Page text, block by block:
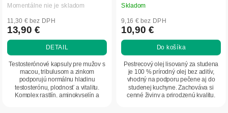
Momentálne nie je skladom
11,30 € bez DPH
13,90 €
DETAIL
Testosterónové kapsuly pre mužov s
macou, tribulusom a zinkom
podporujú normálnu hladinu
testosterónu, plodnosť a vitalitu.
Komplex rastlín, aminokyselín a
Skladom
9,16 € bez DPH
10,90 €
Do košíka
Pestrecový olej lisovaný za studena
je 100 % prírodný olej bez aditív,
vhodný na podporu pečene aj do
studenej kuchyne. Zachováva si
cenné živiny a prirodzenú kvalitu.